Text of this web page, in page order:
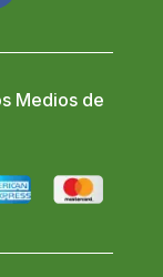
Medios de